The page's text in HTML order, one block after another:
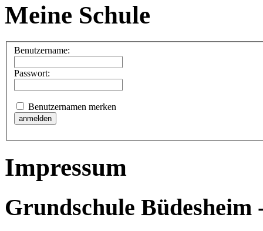
Meine Schule
Benutzername:
Passwort:
Benutzernamen merken
Impressum
Grundschule Büdesheim